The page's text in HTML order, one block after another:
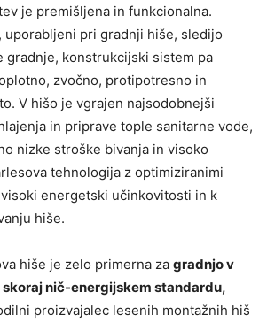
je premišljena in funkcionalna.
uporabljeni pri gradnji hiše, sledijo
gradnje, konstrukcijski sistem pa
zvočno, protipotresno in
V hišo je vgrajen najsodobnejši
in priprave tople sanitarne vode,
nizke stroške bivanja in visoko
tehnologija z optimiziranimi
energetski učinkovitosti in k
hiše.
hiše je zelo primerna za gradnjo v
skoraj nič-energijskem standardu,
proizvajalec lesenih montažnih hiš